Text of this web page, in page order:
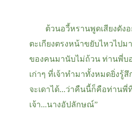
ต้วนอวี้หรานพูดเสียงดังอ
ตะเกียงตรงหน้าขยับไหวไปม
ของคนมานับไม่ถ้วน ท่านพี่บ
เก่าๆ ที่เจ้าทำมาทั้งหมดยิ่งรู้สึ
จะเดาได้...ว่าคืนนี้ก็คือท่านพี่
เจ้า...นางอัปลักษณ์”